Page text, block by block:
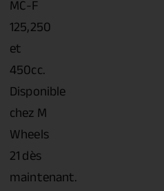
MC-F
125,250
et
450cc.
Disponible
chez M
Wheels
21 dès
maintenant.